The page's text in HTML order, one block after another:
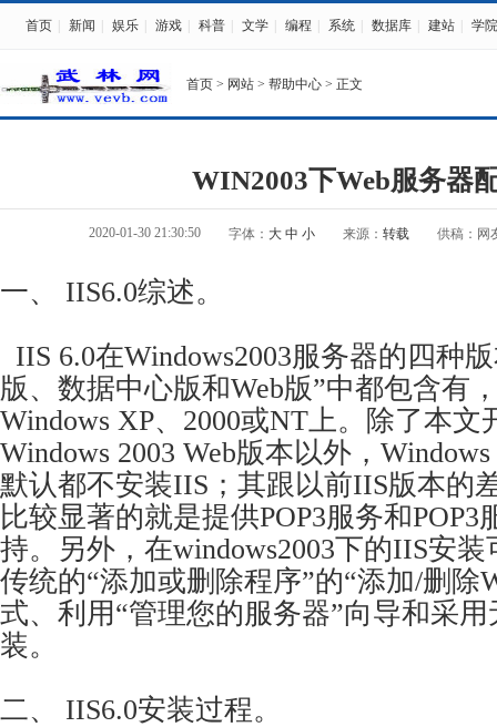
首页 新闻 娱乐 游戏 科普 文学 编程 系统 数据库 建站 学院
首页 > 网站 > 帮助中心 > 正文
WIN2003下Web服务器
2020-01-30 21:30:50 字体： 大 中 小 来源： 转载 供稿：网
一、 IIS6.0综述。
IIS 6.0在Windows2003服务器的四种
版、数据中心版和Web版”中都包含有
Windows XP、2000或NT上。除了本文
Windows 2003 Web版本以外，
默认都不安装IIS；其跟以前IIS版本的
比较显著的就是提供POP3服务和POP3
持。另外，在windows2003下的IIS安
传统的“添加或删除程序”的“添加/删除
式、利用“管理您的服务器”向导和采
装。
二、 IIS6.0安装过程。